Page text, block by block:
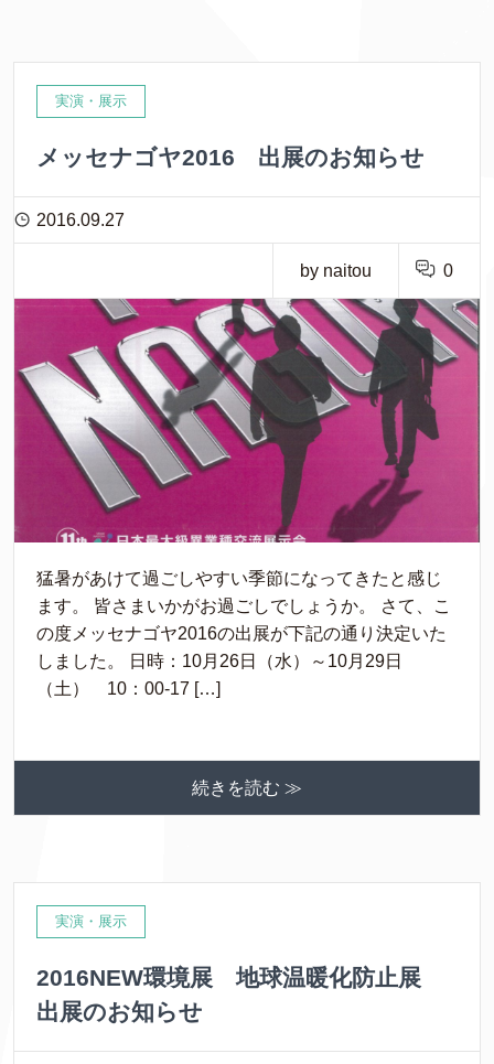
実演・展示
メッセナゴヤ2016 出展のお知らせ
2016.09.27
by naitou 0
猛暑があけて過ごしやすい季節になってきたと感じ
ます。 皆さまいかがお過ごしでしょうか。 さて、こ
の度メッセナゴヤ2016の出展が下記の通り決定いた
しました。 日時：10月26日（水）～10月29日
（土） 10：00-17 […]
続きを読む ≫
実演・展示
2016NEW環境展 地球温暖化防止展
出展のお知らせ